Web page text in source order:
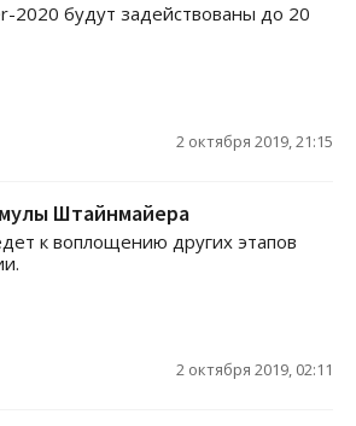
2020 будут задействованы до 20
2 октября 2019, 21:15
Штайнмайера
к воплощению других этапов
2 октября 2019, 02:11